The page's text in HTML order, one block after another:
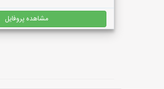
مشاهده پروفایل